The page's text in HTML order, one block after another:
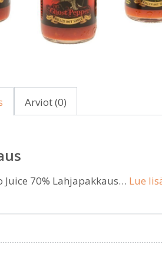
Arviot (0)
Juice 70% Lahjapakkaus… Lue